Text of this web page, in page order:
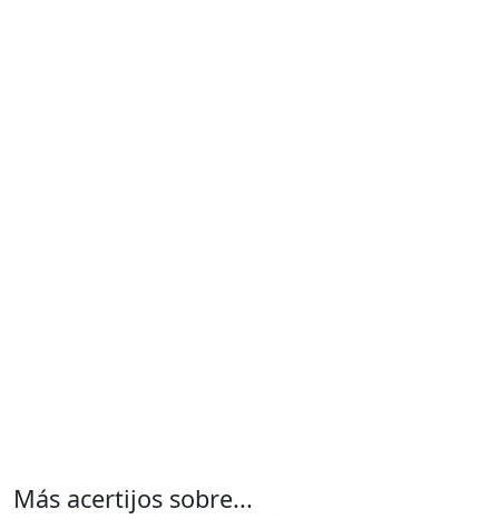
Más acertijos sobre...